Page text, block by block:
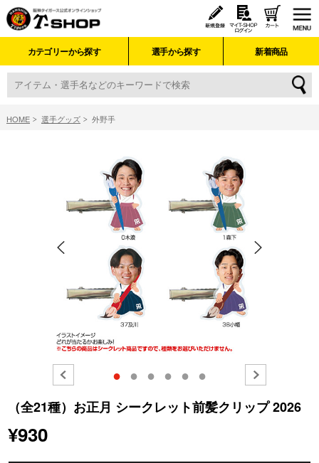
カテゴリーから探す 選手から探す 新着商品
HOME 選手グッズ 外野手
● ● ● ● ● ●
（全21種）お正月 シークレット前髪クリップ 2026
¥930